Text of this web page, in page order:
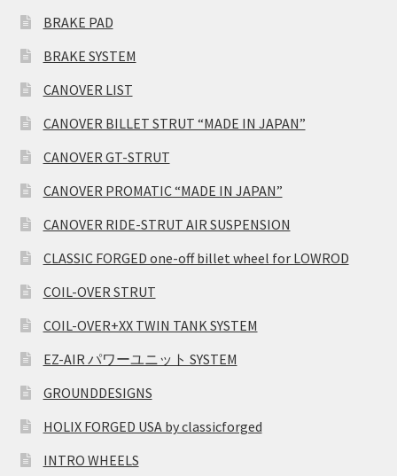
BRAKE PAD
BRAKE SYSTEM
CANOVER LIST
CANOVER BILLET STRUT “MADE IN JAPAN”
CANOVER GT-STRUT
CANOVER PROMATIC “MADE IN JAPAN”
CANOVER RIDE-STRUT AIR SUSPENSION
CLASSIC FORGED one-off billet wheel for LOWROD
COIL-OVER STRUT
COIL-OVER+XX TWIN TANK SYSTEM
EZ-AIR パワーユニット SYSTEM
GROUNDDESIGNS
HOLIX FORGED USA by classicforged
INTRO WHEELS